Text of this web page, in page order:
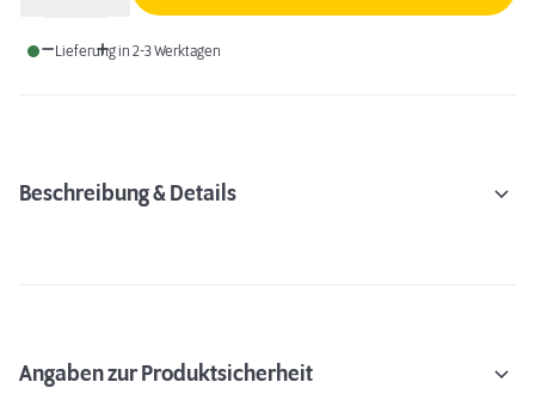
Lieferung in 2-3 Werktagen
Beschreibung & Details
Angaben zur Produktsicherheit